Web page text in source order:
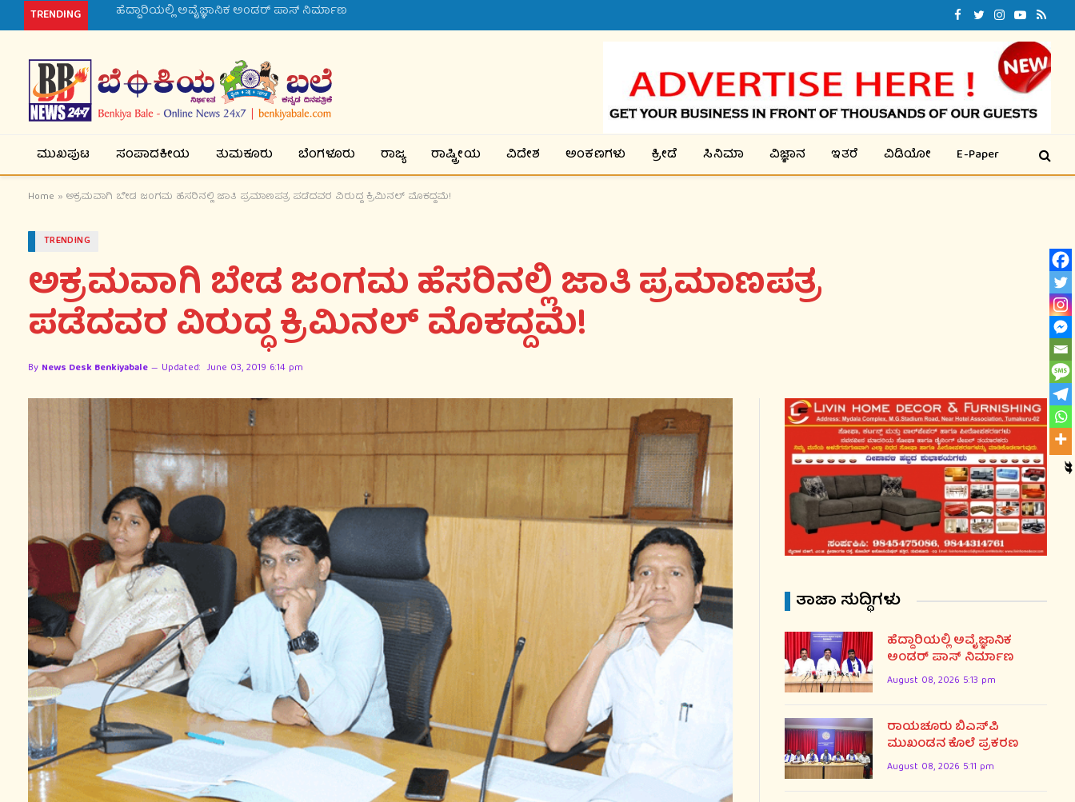
TRENDING ರಾಯಚೂರು ಬಿಎಸ್‌ಪಿ ಮುಖಂಡನ ಕೊಲೆ ಪ್ರಕರಣ
Facebook
TwitterInstagram
YouTube
RSS
ಮುಖಪುಟ ಸಂಪಾದಕೀಯ ತುಮಕೂರು ಬೆಂಗಳೂರು ರಾಜ್ಯ ರಾಷ್ಟ್ರೀಯ ವಿದೇಶ ಅಂಕಣಗಳು ಕ್ರೀಡೆ ಸಿನಿಮಾ ವಿಜ್ಞಾನ ಇತರೆ ವಿಡಿಯೋ E-Paper
Home » ಅಕ್ರಮವಾಗಿ ಬೇಡ ಜಂಗಮ ಹೆಸರಿನಲ್ಲಿ ಜಾತಿ ಪ್ರಮಾಣಪತ್ರ ಪಡೆದವರ ವಿರುದ್ಧ ಕ್ರಿಮಿನಲ್ ಮೊಕದ್ದಮೆ!
TRENDING
ಅಕ್ರಮವಾಗಿ ಬೇಡ ಜಂಗಮ ಹೆಸರಿನಲ್ಲಿ ಜಾತಿ ಪ್ರಮಾಣಪತ್ರ
ಪಡೆದವರ ವಿರುದ್ಧ ಕ್ರಿಮಿನಲ್ ಮೊಕದ್ದಮೆ!
By News Desk Benkiyabale Updated: June 03, 2019 6:14 pm
ತಾಜಾ ಸುದ್ಧಿಗಳು
ಹೆದ್ದಾರಿಯಲ್ಲಿ ಅವೈಜ್ಞಾನಿಕ
ಅಂಡರ್ ಪಾಸ್ ನಿರ್ಮಾಣ
August 08, 2026 5:13 pm
ರಾಯಚೂರು ಬಿಎಸ್‌ಪಿ
ಮುಖಂಡನ ಕೊಲೆ ಪ್ರಕರಣ
August 08, 2026 5:11 pm